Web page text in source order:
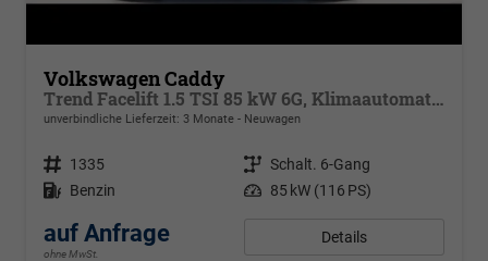
Volkswagen Caddy
Trend Facelift 1.5 TSI 85 kW 6G, Klimaautomatik, 5 Sitze, Zuziehhilfe Schiebetüren + Heckklappe, PDC v+h, ACC, Side Assist Blind Spot, Ausparkhilfe, Ausstiegswarner, Digital Cockpit PRO, Radioanlage Navigationsvorbereituing,, Mittearmlehne verstellbar
unverbindliche Lieferzeit: 3 Monate Neuwagen
Fahrzeugnr. 1335 Getriebe Schalt. 6-Gang
Kraftstoff Benzin Leistung 85 kW (116 PS)
auf Anfrage
ohne MwSt.
Details